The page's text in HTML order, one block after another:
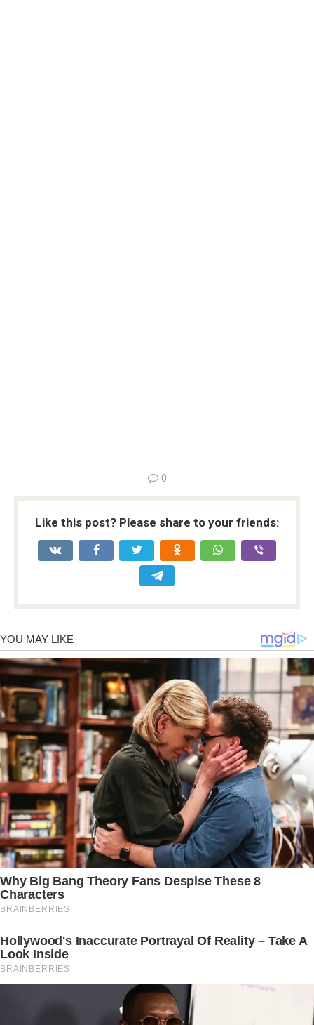
0
Like this post? Please share to your friends: